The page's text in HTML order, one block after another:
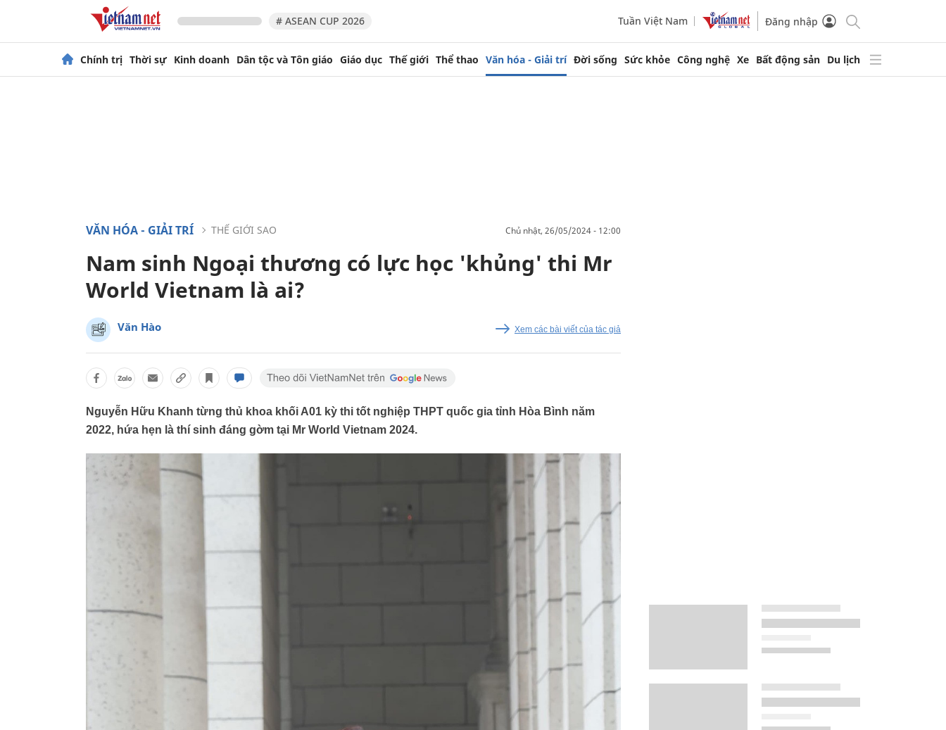
# ASEAN CUP 2026 Tuần Việt Nam Đăng nhập
Chính trị Thời sự Kinh doanh Dân tộc và Tôn giáo Giáo dục Thế giới Thể thao Văn hóa - Giải trí Đời sống Sức khỏe Công nghệ Xe Bất động sản Du lịch
VĂN HÓA - GIẢI TRÍ THẾ GIỚI SAO chủ nhật, 26/05/2024 - 12:00
Nam sinh Ngoại thương có lực học 'khủng' thi Mr
World Vietnam là ai?
Văn Hào Xem các bài viết của tác giả
Nguyễn Hữu Khanh từng thủ khoa khối A01 kỳ thi tốt nghiệp THPT quốc gia tỉnh Hòa Bình năm
2022, hứa hẹn là thí sinh đáng gờm tại Mr World Vietnam 2024.